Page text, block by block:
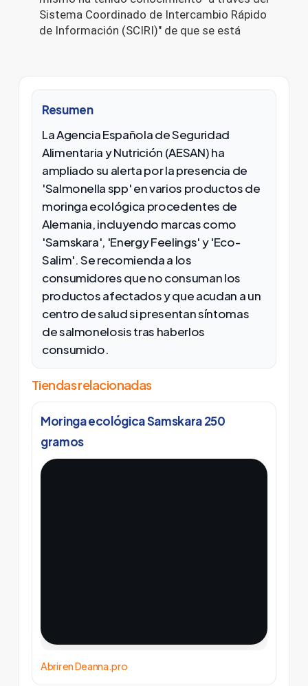
Resumen
La Agencia Española de Seguridad
Alimentaria y Nutrición (AESAN) ha
ampliado su alerta por la presencia de
'Salmonella spp' en varios productos de
moringa ecológica procedentes de
Alemania, incluyendo marcas como
'Samskara', 'Energy Feelings' y 'Eco-
Salim'. Se recomienda a los
consumidores que no consuman los
productos afectados y que acudan a un
centro de salud si presentan síntomas
de salmonelosis tras haberlos
consumido.
Tiendas relacionadas
Moringa ecológica Samskara 250
gramos
Abrir en Deanna.pro